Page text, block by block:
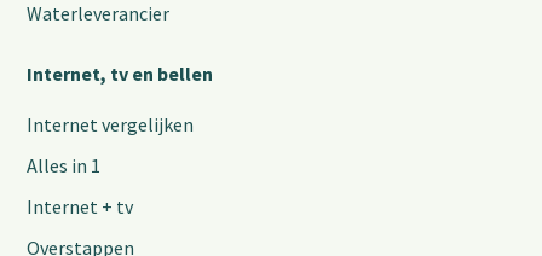
Waterleverancier
Internet, tv en bellen
Internet vergelijken
Alles in 1
Internet + tv
Overstappen